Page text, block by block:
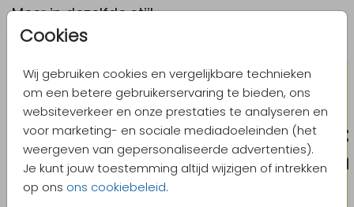
Cookies
Wij gebruiken cookies en vergelijkbare technieken
om een betere gebruikerservaring te bieden, ons
websiteverkeer en onze prestaties te analyseren en
voor marketing- en sociale mediadoeleinden (het
weergeven van gepersonaliseerde advertenties).
Je kunt jouw toestemming altijd wijzigen of intrekken
op ons ons cookiebeleid.
Meer in dezelfde stijl